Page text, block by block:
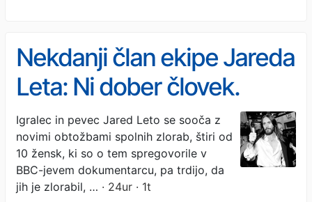
Nekdanji član ekipe Jareda
Leta: Ni dober človek.
Nima duše
Igralec in pevec Jared Leto se sooča z
novimi obtožbami spolnih zlorab, štiri od
10 žensk, ki so o tem spregovorile v
BBC-jevem dokumentarcu, pa trdijo, da
jih je zlorabil, … · 24ur · 1t